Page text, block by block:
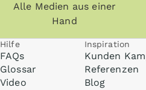
Alle Medien aus einer
Hand
Hilfe
FAQs
Glossar
Video
Inspiration
Kunden
Referenzen
Blog